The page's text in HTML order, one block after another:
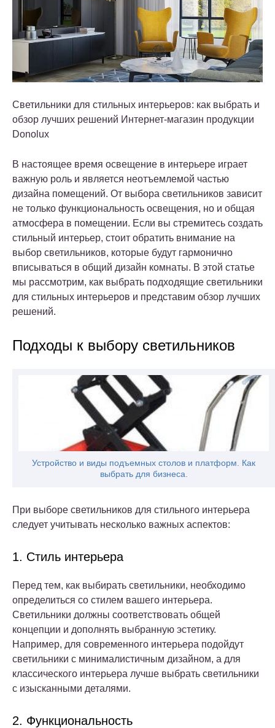
Светильники для стильных интерьеров: как выбрать и
обзор лучших решений Интернет-магазин продукции
Donolux
В настоящее время освещение в интерьере играет
важную роль и является неотъемлемой частью
дизайна помещений. От выбора светильников зависит
не только функциональность освещения, но и общая
атмосфера в помещении. Если вы стремитесь создать
стильный интерьер, стоит обратить внимание на
выбор светильников, которые будут гармонично
вписываться в общий дизайн комнаты. В этой статье
мы рассмотрим, как выбрать подходящие светильники
для стильных интерьеров и представим обзор лучших
решений.
Подходы к выбору светильников
Устройство и виды подъемных столов и платформ. Как
выбрать для бизнеса.
При выборе светильников для стильного интерьера
следует учитывать несколько важных аспектов:
1. Стиль интерьера
Перед тем, как выбирать светильники, необходимо
определиться со стилем вашего интерьера.
Светильники должны соответствовать общей
концепции и дополнять выбранную эстетику.
Например, для современного интерьера подойдут
светильники с минималистичным дизайном, а для
классического интерьера лучше выбрать светильники
с изысканными деталями.
2. Функциональность